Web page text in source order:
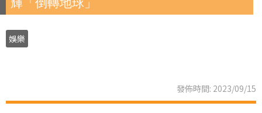
輝「倒轉地球」
娛樂
發佈時間: 2023/09/15